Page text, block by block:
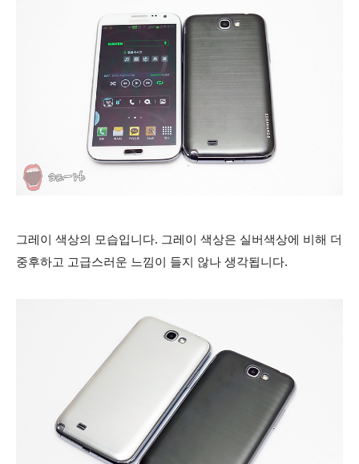
그레이 색상의 모습입니다. 그레이 색상은 실버색상에 비해 더
중후하고 고급스러운 느낌이 들지 않나 생각됩니다.